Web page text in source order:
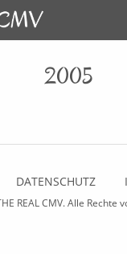
2005
DATENSCHUTZ
REAL CMV. Alle Rechte